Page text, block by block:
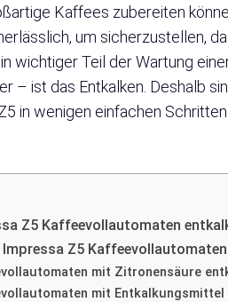
Kaffees zubereiten
um sicherzustellen,
wichtiger Teil der Wartung
– ist das Entkalken. Deshalb
in wenigen einfachen
Z5 Kaffeevollautomaten
Z5
mit Zitronensäure
mit Entkalkungsmittel